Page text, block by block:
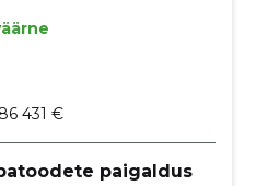
86 431 €
paigaldus